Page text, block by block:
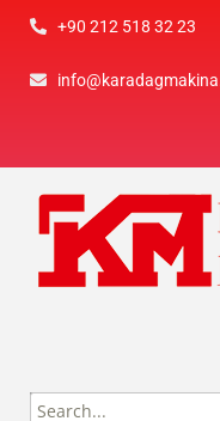
+90 212 518 32 23